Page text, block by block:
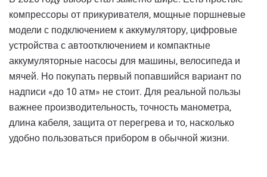
компрессоры от прикуривателя, мощные поршневые
модели с подключением к аккумулятору, цифровые
устройства с автоотключением и компактные
аккумуляторные насосы для машины, велосипеда и
мячей. Но покупать первый попавшийся вариант по
надписи «до 10 атм» не стоит. Для реальной пользы
важнее производительность, точность манометра,
длина кабеля, защита от перегрева и то, насколько
удобно пользоваться прибором в обычной жизни.